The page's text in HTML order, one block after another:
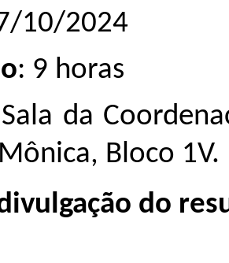
10/2024
: 9 horas
da
Bloco 1V.
do